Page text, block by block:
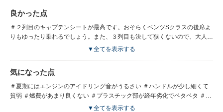
良かった点
＃２列目のキャプテンシートが最高です。おそらくベンツSクラスの後席よ
りもゆったり乗れるでしょう。また、３列目も決して狭くないので、大人７
人がゆったり乗れます。 ＃後部座席を取り外すと２畳間くらいのフラット
ん載ります。荷物の上げ下ろしも開口部が広いので冷蔵庫も洗濯機も楽々。
＃現行型よりも精悍なフロントルック ＃運転席が高いです。隣にバスが並
んでも乗客シートとそれほど変わりません。
▼全てを表示する
気になった点
＃夏期にはエンジンのアイドリング音がうるさい ＃ハンドルが少し細くて
貧弱 ＃燃費があまり良くない ＃プラスチック部が経年劣化でペタペタ ＃ボ
ディーがデカイので家内は運転したがらない ＃座席を取り外すのが重くて
▼全てを表示する